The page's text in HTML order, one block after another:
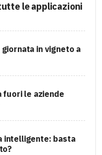
le applicazioni
in vigneto a
fuori le aziende
intelligente: basta